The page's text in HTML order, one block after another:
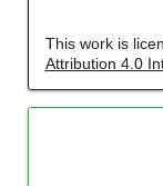
This work is
Attribution 4.0